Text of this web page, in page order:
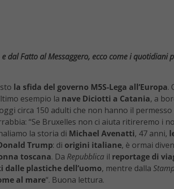
dal Fatto al Messaggero, ecco come i quotidiani
la sfida del governo M5S-Lega all’Europa.
esempio la nave Diciotti a Catania, a
circa 150 adulti che non hanno il
“Se Bruxelles non ci aiuta ritireremo i
la storia di Michael Avenatti, 47 anni,
Trump: di origini italiane, è ormai
toscana. Da Repubblica il reportage di
dalle plastiche dell’uomo, mentre dalla
al mare“. Buona lettura.